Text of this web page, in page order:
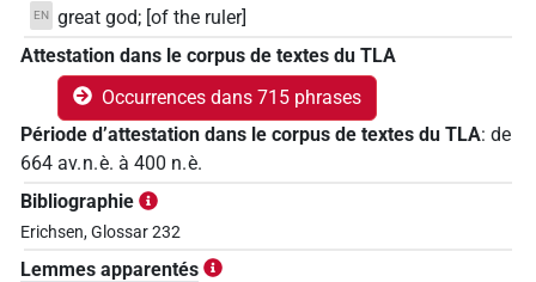
EN great god; [of the ruler]
Attestation dans le corpus de textes du TLA
Occurrences dans 715 phrases
Période d’attestation dans le corpus de textes du TLA: de
664 av. n. è. à 400 n. è.
Bibliographie
Erichsen, Glossar 232
Lemmes apparentés